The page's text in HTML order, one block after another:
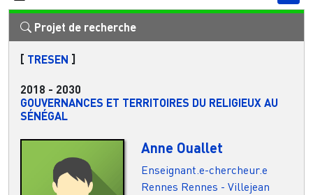
Projet de recherche
[ TRESEN ]
2018 - 2030
GOUVERNANCES ET TERRITOIRES DU RELIGIEUX AU
SÉNÉGAL
Anne Ouallet
Enseignant.e-chercheur.e
Rennes Rennes - Villejean